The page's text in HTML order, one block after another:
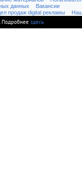
данных
Вакансии
продаж digital рекламы
Подробнее здесь